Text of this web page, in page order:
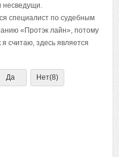
несведущи.
специалист по судебным
«Протэк лайн», потому
считаю, здесь является
Да Нет(8)